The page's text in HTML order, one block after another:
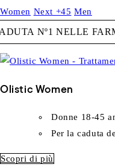
Women Next +45 Men
Nº1 NELLE
Olistic Women
Donne 18-45
Per la caduta
Scopri di più